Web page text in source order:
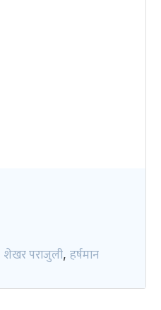
शेखर पराजुली, हर्षमान